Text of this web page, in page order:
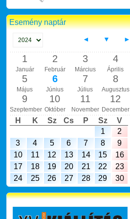
Esemény naptár
◄ ▼ ►
1
Január
2
Február
3
Március
4
Április
5
Május
6
Június
7
Július
8
Augusztus
9
Szeptember
10
Október
11
November
12
December
H K Sz Cs P Sz
V
1
2
3
4 5 6 7 8
9
10
11 12 13 14 15
16
17
18 19 20 21 22
23
24
25 26 27 28 29 30